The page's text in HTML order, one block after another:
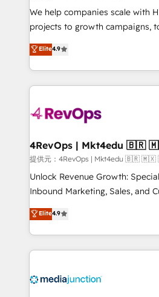
HubSpot Rising Star Why us? Harnessing the full
potential of the powerful HubSpot CRM.
HubSpot experience ✔️Flexible
Hourly-fee (assigned one
requirement). ✔️Helped over
far with our HubSpot solutions.
on-
We help companies scale with
projects to growth campaigns,
Hire an agency that's
HubSpot and willing to work
team to simplify the complex
experience for your team and
Elite4.9
4RevOps
提供元：4RevOps | Mkt4edu 🇧🇷
Unlock Revenue Growth:
Inbound Marketing, Sales, and
specialize in driving revenue
across industries through
and customer success
methodologies. As Latin
offer unparalleled insights. Operating in five
Elite4.9